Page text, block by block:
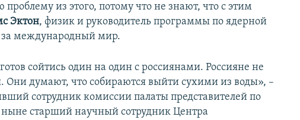
из этого, потому что не знают, что с этим
Эктон, физик и руководитель программы по ядерной
международный мир.
сойтись один на один с россиянами. Россияне не
Они думают, что собираются выйти сухими из воды», –
сотрудник комиссии палаты представителей по
старший научный сотрудник Центра